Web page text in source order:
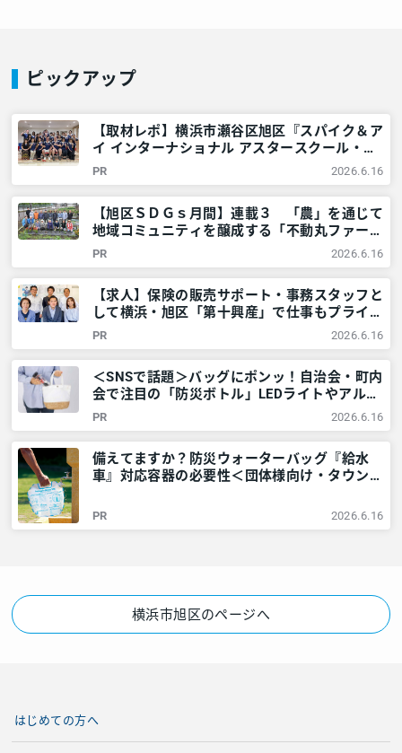
ピックアップ
【取材レポ】横浜市瀬谷区旭区『スパイク＆ア
イ インターナショナル アスタースクール・英
会話』の英語習得法が凄い。楽しくグローバル
人材を目指そう！ – 神奈川・東京多摩のご近
所情報 – レアリア
PR 2026.6.16
【旭区ＳＤＧｓ月間】連載３ 「農」を通じて
地域コミュニティを醸成する「不動丸ファー
ム」を取材！ – 神奈川・東京多摩のご近所情
報 – レアリア
PR 2026.6.16
【求人】保険の販売サポート・事務スタッフと
して横浜・旭区「第十興産」で仕事もプライベ
ートも充実させませんか？ – 神奈川・東京多
摩のご近所情報 – レアリア
PR 2026.6.16
＜SNSで話題＞バッグにポンッ！自治会・町内
会で注目の「防災ボトル」LEDライトやアルミ
シートなど6点が1本に – 神奈川・東京多摩の
ご近所情報 – レアリア
PR 2026.6.16
備えてますか？防災ウォーターバッグ『給水
車』対応容器の必要性＜団体様向け・タウンニ
多摩のご近所情報 – レアリア
PR 2026.6.16
横浜市旭区のページへ
はじめての方へ